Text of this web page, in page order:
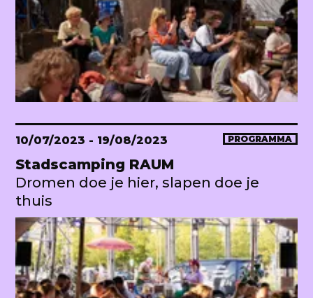
10/07/2023 - 19/08/2023 PROGRAMMA
Stadscamping RAUM
Dromen doe je hier, slapen doe je
thuis